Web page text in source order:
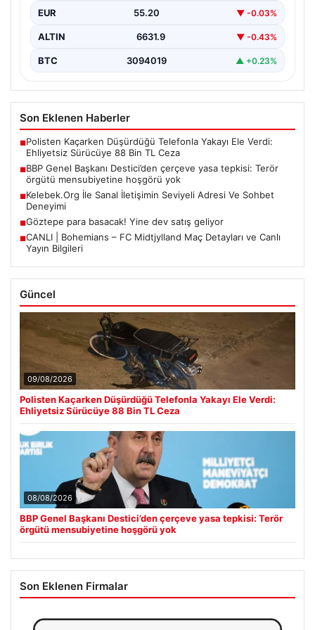
toplantısında Meclis…
EUR 55.20 ▼ -0.03%
ALTIN 6631.9 ▼ -0.43%
BTC 3094019 ▲ +0.23%
Son Eklenen Haberler
■Polisten Kaçarken Düşürdüğü Telefonla Yakayı Ele Verdi:
Ehliyetsiz Sürücüye 88 Bin TL Ceza
■BBP Genel Başkanı Destici’den çerçeve yasa tepkisi: Terör
örgütü mensubiyetine hoşgörü yok
■Kelebek.Org İle Sanal İletişimin Seviyeli Adresi Ve Sohbet
Deneyimi
■Göztepe para basacak! Yine dev satış geliyor
■CANLI | Bohemians – FC Midtjylland Maç Detayları ve Canlı
Yayın Bilgileri
Güncel
09/08/2026
Polisten Kaçarken Düşürdüğü Telefonla Yakayı Ele Verdi:
Ehliyetsiz Sürücüye 88 Bin TL Ceza
08/08/2026
BBP Genel Başkanı Destici’den çerçeve yasa tepkisi: Terör
örgütü mensubiyetine hoşgörü yok
Son Eklenen Firmalar